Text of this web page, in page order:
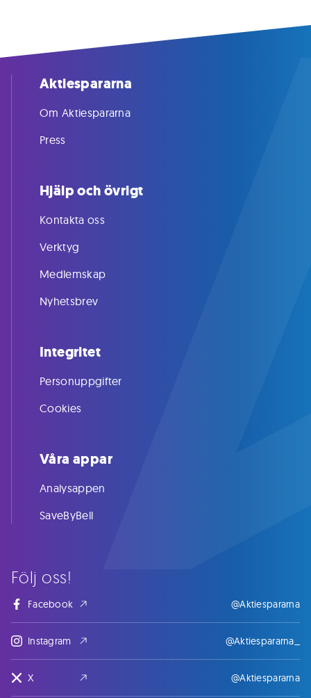
Följ oss!
Facebook @Aktiespararna
Instagram @Aktiespararna_
X @Aktiespararna
Aktiespararna
Om Aktiespararna
Press
Hjälp och övrigt
Kontakta oss
Verktyg
Medlemskap
Nyhetsbrev
Integritet
Personuppgifter
Cookies
Våra appar
Analysappen
SaveByBell